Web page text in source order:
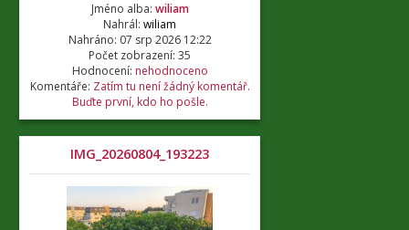
Jméno alba: wiliam
Nahrál: wiliam
Nahráno: 07 srp 2026 12:22
Počet zobrazení: 35
Hodnocení: nehodnoceno
Komentáře: Zatím tu není žádný komentář.
Buďte první, kdo ho pošle.
IMG_20260804_193223